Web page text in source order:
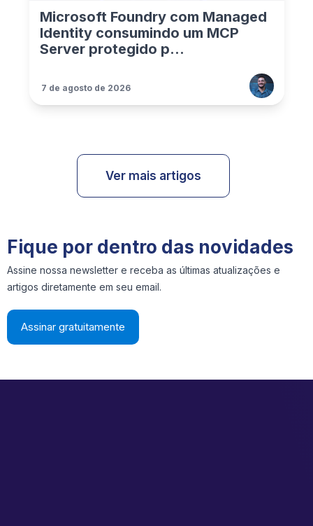
Microsoft Foundry com Managed
Identity consumindo um MCP
Server protegido p...
7 de agosto de 2026
Ver mais artigos
Fique por dentro das novidades
Assine nossa newsletter e receba as últimas atualizações e
artigos diretamente em seu email.
Assinar gratuitamente